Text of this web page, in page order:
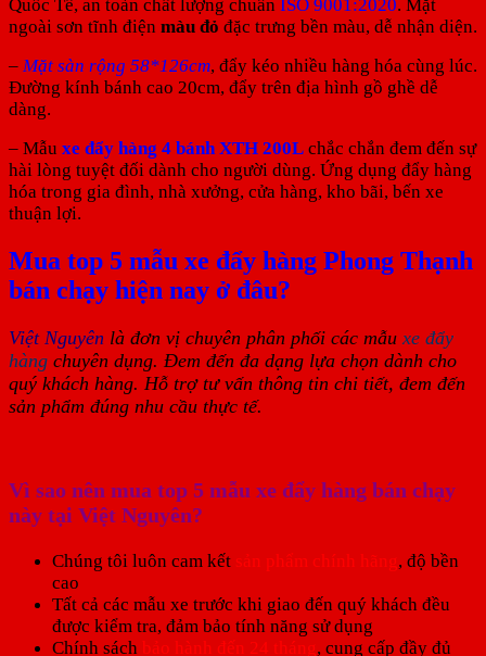
Quốc Tế, an toàn chất lượng chuẩn ISO 9001:2020. Mặt
ngoài sơn tĩnh điện màu đỏ đặc trưng bền màu, dễ nhận diện.
– Mặt sàn rộng 58*126cm, đẩy kéo nhiều hàng hóa cùng lúc.
Đường kính bánh cao 20cm, đẩy trên địa hình gồ ghề dễ
dàng.
– Mẫu xe đẩy hàng 4 bánh XTH 200L chắc chắn đem đến sự
hài lòng tuyệt đối dành cho người dùng. Ứng dụng đẩy hàng
hóa trong gia đình, nhà xưởng, cửa hàng, kho bãi, bến xe
thuận lợi.
Mua top 5 mẫu xe đẩy hàng Phong Thạnh
bán chạy hiện nay ở đâu?
Việt Nguyên là đơn vị chuyên phân phối các mẫu xe đẩy
hàng chuyên dụng. Đem đến đa dạng lựa chọn dành cho
quý khách hàng. Hỗ trợ tư vấn thông tin chi tiết, đem đến
sản phẩm đúng nhu cầu thực tế.
Vì sao nên mua top 5 mẫu xe đẩy hàng bán chạy
này tại Việt Nguyên?
Chúng tôi luôn cam kết sản phẩm chính hãng, độ bền
cao
Tất cả các mẫu xe trước khi giao đến quý khách đều
được kiểm tra, đảm bảo tính năng sử dụng
Chính sách bảo hành đến 24 tháng, cung cấp đầy đủ